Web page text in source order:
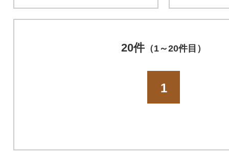
20件（1～20件目）
1